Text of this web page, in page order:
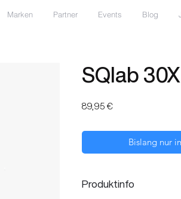
Marken Partner Events Blog
SQlab 30X
89,95 €Preis
Bislang nur
Produktinfo